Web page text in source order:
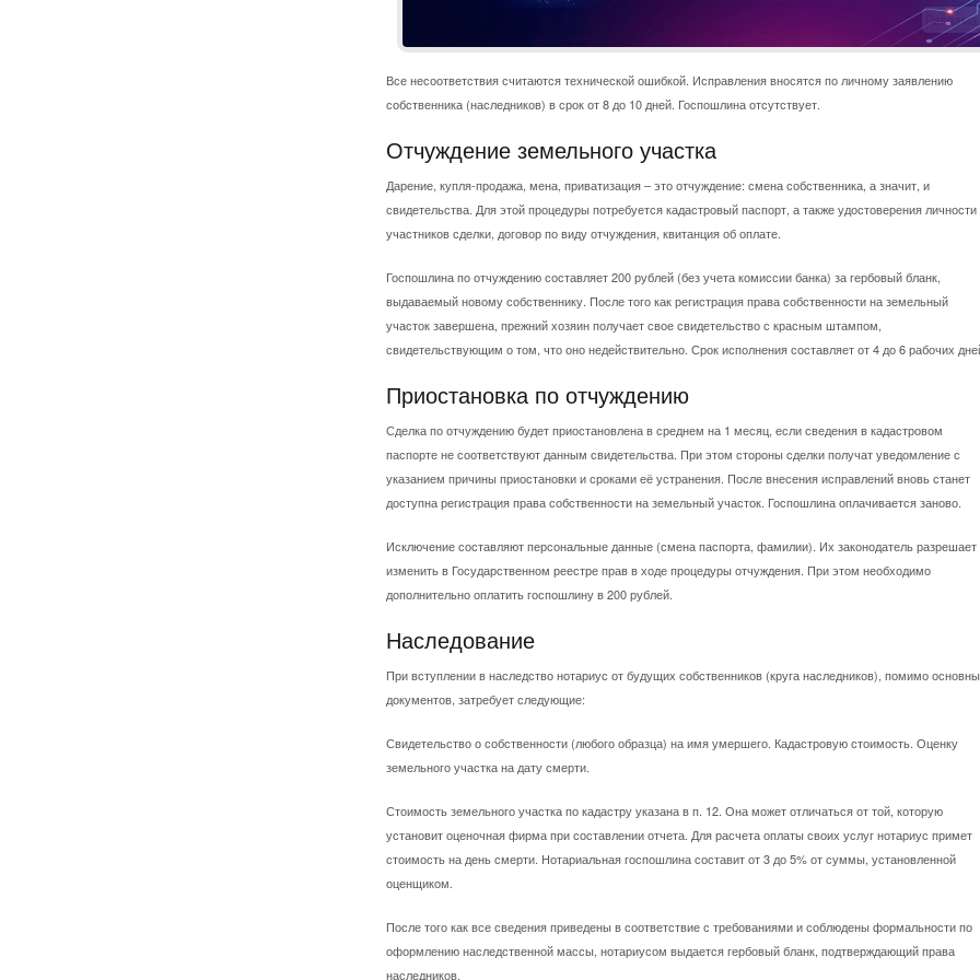
Реклама
Все несоответствия считаются технической ошибкой. Исправления вносятся по личному заявлению
собственника (наследников) в срок от 8 до 10 дней. Госпошлина отсутствует.
Отчуждение земельного участка
Дарение, купля-продажа, мена, приватизация – это отчуждение: смена собственника, а значит, и
свидетельства. Для этой процедуры потребуется кадастровый паспорт, а также удостоверения личности
участников сделки, договор по виду отчуждения, квитанция об оплате.
Госпошлина по отчуждению составляет 200 рублей (без учета комиссии банка) за гербовый бланк,
выдаваемый новому собственнику. После того как регистрация права собственности на земельный
участок завершена, прежний хозяин получает свое свидетельство с красным штампом,
свидетельствующим о том, что оно недействительно. Срок исполнения составляет от 4 до 6 рабочих
Приостановка по отчуждению
Сделка по отчуждению будет приостановлена в среднем на 1 месяц, если сведения в кадастровом
паспорте не соответствуют данным свидетельства. При этом стороны сделки получат уведомление с
указанием причины приостановки и сроками её устранения. После внесения исправлений вновь станет
доступна регистрация права собственности на земельный участок. Госпошлина оплачивается заново.
Исключение составляют персональные данные (смена паспорта, фамилии). Их законодатель разрешает
изменить в Государственном реестре прав в ходе процедуры отчуждения. При этом необходимо
дополнительно оплатить госпошлину в 200 рублей.
Наследование
При вступлении в наследство нотариус от будущих собственников (круга наследников), помимо
документов, затребует следующие:
Свидетельство о собственности (любого образца) на имя умершего. Кадастровую стоимость. Оценку
земельного участка на дату смерти.
Стоимость земельного участка по кадастру указана в п. 12. Она может отличаться от той, которую
установит оценочная фирма при составлении отчета. Для расчета оплаты своих услуг нотариус примет
стоимость на день смерти. Нотариальная госпошлина составит от 3 до 5% от суммы, установленной
оценщиком.
После того как все сведения приведены в соответствие с требованиями и соблюдены формальности по
оформлению наследственной массы, нотариусом выдается гербовый бланк, подтверждающий права
наследников.